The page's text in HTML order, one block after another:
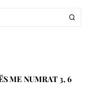
ME NUMRAT 3, 6